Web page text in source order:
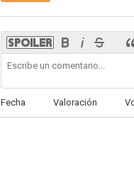
Fecha Valoración